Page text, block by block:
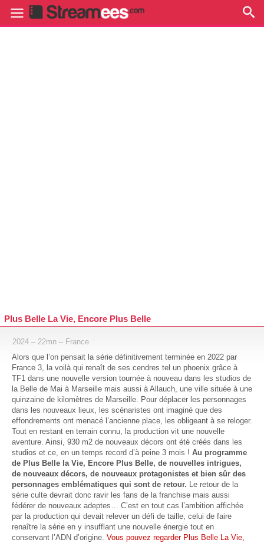
Plus Belle La Vie, Encore Plus Belle
2024 – 22mn – France
Alors que l’on pensait la série définitivement terminée en 2022 par
France 3, la voilà qui renaît de ses cendres tel un phoenix grâce à
TF1 dans une nouvelle version tournée à nouveau dans les studios de
la Belle de Mai à Marseille mais aussi à Allauch, une ville située à une
quinzaine de kilomètres de Marseille. Pour déplacer les personnages
dans les nouveaux lieux, les scénaristes ont imaginé que des
effondrements ont menacé l’ancienne place, les obligeant à se reloger.
Tout en restant en terrain connu, la production vit une nouvelle
aventure. Ainsi, 930 m2 de nouveaux décors ont été créés dans les
studios et ce, en un temps record d’à peine 3 mois ! Au programme
de Plus Belle la Vie, Encore Plus Belle, de nouvelles intrigues,
de nouveaux décors, de nouveaux protagonistes et bien sûr des
personnages emblématiques qui sont de retour. Le retour de la
série culte devrait donc ravir les fans de la franchise mais aussi
fédérer de nouveaux adeptes… C’est en tout cas l’ambition affichée
par la production qui devait relever un défi de taille, celui de faire
renaître la série en y insufflant une nouvelle énergie tout en
conservant l’ADN d’origine. Vous pouvez regarder Plus Belle La Vie,